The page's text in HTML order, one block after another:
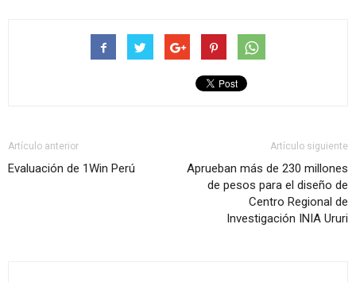
Artículo anterior
Evaluación de 1Win Perú
Artículo siguiente
Aprueban más de 230 millones
de pesos para el diseño de
Centro Regional de
Investigación INIA Ururi